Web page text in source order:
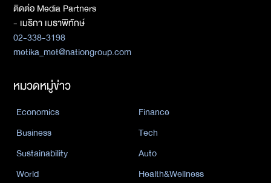
ติดต่อ Media Partners
- เมธิกา เมธาพิทักษ์
02-338-3198
metika_met@nationgroup.com
หมวดหมู่ข่าว
Economics
Finance
Business
Tech
Sustainability
Auto
World
Health&Wellness